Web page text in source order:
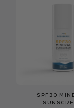
SPF30